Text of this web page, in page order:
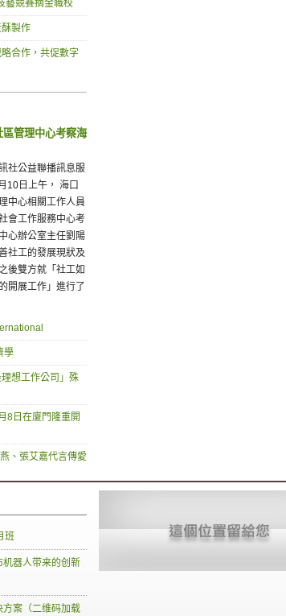
藝競賽摘金職校
製作
合作，共促數字
區管理中心考察海
社公益聯播訊息服
10日上午， 海口
中心相關工作人員
會工作服務中心考
心辦公室主任劉陽
社工的發展現狀及
後雙方就「社工如
開展工作」進行了
學
想工作公司」殊
8日在廈門隆重開
、張艾嘉代言傳愛
班
器人带来的创新
案（二维码加载